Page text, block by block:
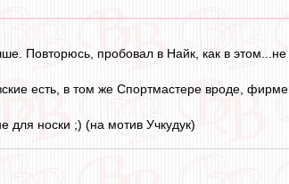
Повторюсь, пробовал в Найк, как в
есть, в том же Спортмастере вроде,
для носки ;) (на мотив Учкудук)